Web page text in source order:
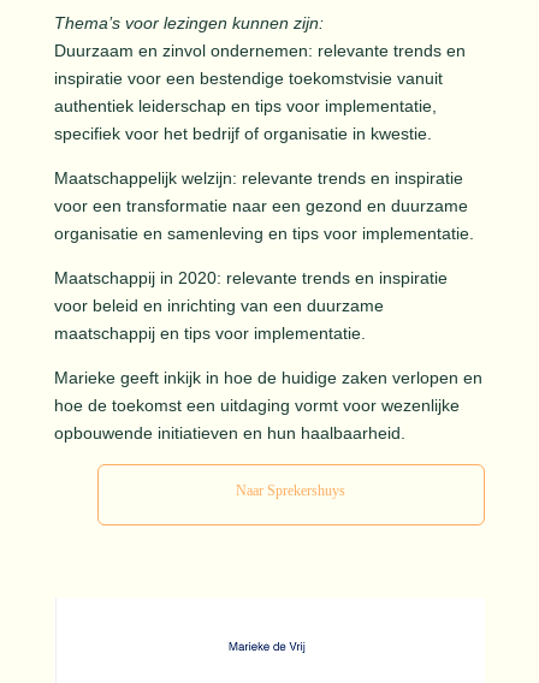
Thema’s voor lezingen kunnen zijn:
Duurzaam en zinvol ondernemen: relevante trends en
inspiratie voor een bestendige toekomstvisie vanuit
authentiek leiderschap en tips voor implementatie,
specifiek voor het bedrijf of organisatie in kwestie.
Maatschappelijk welzijn: relevante trends en inspiratie
voor een transformatie naar een gezond en duurzame
organisatie en samenleving en tips voor implementatie.
Maatschappij in 2020: relevante trends en inspiratie
voor beleid en inrichting van een duurzame
maatschappij en tips voor implementatie.
Marieke geeft inkijk in hoe de huidige zaken verlopen en
hoe de toekomst een uitdaging vormt voor wezenlijke
opbouwende initiatieven en hun haalbaarheid.
Naar Sprekershuys